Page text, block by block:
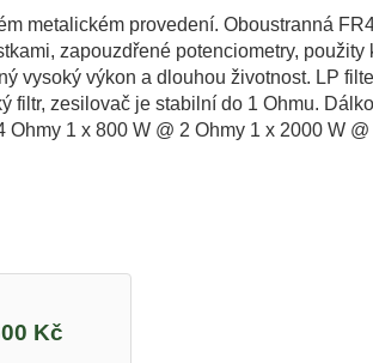
metalickém provedení. Oboustranná
zapouzdřené potenciometry, použity
vysoký výkon a dlouhou životnost. LP
filtr, zesilovač je stabilní do 1 Ohmu.
Ohmy 1 x 800 W @ 2 Ohmy 1 x 2000 W @
Kč